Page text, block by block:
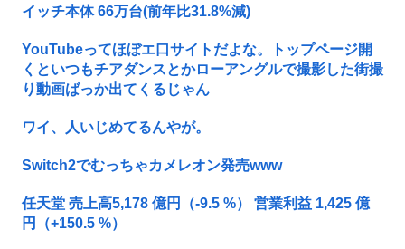
イッチ本体 66万台(前年比31.8%減)
YouTubeってほぼエ口サイトだよな。トップページ開
くといつもチアダンスとかローアングルで撮影した街撮
り動画ばっか出てくるじゃん
ワイ、人いじめてるんやが。
Switch2でむっちゃカメレオン発売www
任天堂 売上高5,178 億円（-9.5 %） 営業利益 1,425 億
円（+150.5 %）